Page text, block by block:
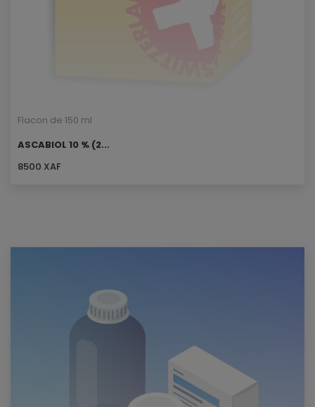
Flacon de 150 ml
ASCABIOL 10 % (2...
8500 XAF